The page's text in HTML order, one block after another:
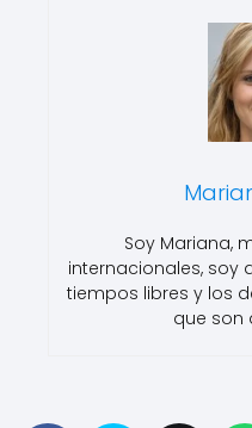
Soy Mariana,
internacionales, soy
tiempos libres y los
que son